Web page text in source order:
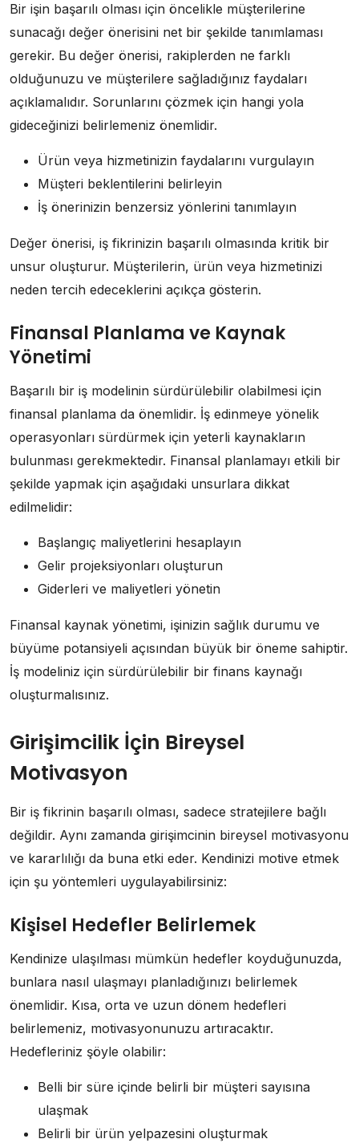
Bir işin başarılı olması için öncelikle müşterilerine
sunacağı değer önerisini net bir şekilde tanımlaması
gerekir. Bu değer önerisi, rakiplerden ne farklı
olduğunuzu ve müşterilere sağladığınız faydaları
açıklamalıdır. Sorunlarını çözmek için hangi yola
gideceğinizi belirlemeniz önemlidir.
Ürün veya hizmetinizin faydalarını vurgulayın
Müşteri beklentilerini belirleyin
İş önerinizin benzersiz yönlerini tanımlayın
Değer önerisi, iş fikrinizin başarılı olmasında kritik bir
unsur oluşturur. Müşterilerin, ürün veya hizmetinizi
neden tercih edeceklerini açıkça gösterin.
Finansal Planlama ve Kaynak
Yönetimi
Başarılı bir iş modelinin sürdürülebilir olabilmesi için
finansal planlama da önemlidir. İş edinmeye yönelik
operasyonları sürdürmek için yeterli kaynakların
bulunması gerekmektedir. Finansal planlamayı etkili bir
şekilde yapmak için aşağıdaki unsurlara dikkat
edilmelidir:
Başlangıç maliyetlerini hesaplayın
Gelir projeksiyonları oluşturun
Giderleri ve maliyetleri yönetin
Finansal kaynak yönetimi, işinizin sağlık durumu ve
büyüme potansiyeli açısından büyük bir öneme sahiptir.
İş modeliniz için sürdürülebilir bir finans kaynağı
oluşturmalısınız.
Girişimcilik İçin Bireysel
Motivasyon
Bir iş fikrinin başarılı olması, sadece stratejilere bağlı
değildir. Aynı zamanda girişimcinin bireysel motivasyonu
ve kararlılığı da buna etki eder. Kendinizi motive etmek
için şu yöntemleri uygulayabilirsiniz:
Kişisel Hedefler Belirlemek
Kendinize ulaşılması mümkün hedefler koyduğunuzda,
bunlara nasıl ulaşmayı planladığınızı belirlemek
önemlidir. Kısa, orta ve uzun dönem hedefleri
belirlemeniz, motivasyonunuzu artıracaktır.
Hedefleriniz şöyle olabilir:
Belli bir süre içinde belirli bir müşteri sayısına
ulaşmak
Belirli bir ürün yelpazesini oluşturmak